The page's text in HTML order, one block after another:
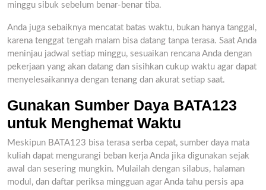
minggu sibuk sebelum benar-benar tiba.
Anda juga sebaiknya mencatat batas waktu, bukan hanya tanggal,
karena tenggat tengah malam bisa datang tanpa terasa. Saat Anda
meninjau jadwal setiap minggu, sesuaikan rencana Anda dengan
pekerjaan yang akan datang dan sisihkan cukup waktu agar dapat
menyelesaikannya dengan tenang dan akurat setiap saat.
Gunakan Sumber Daya BATA123
untuk Menghemat Waktu
Meskipun BATA123 bisa terasa serba cepat, sumber daya mata
kuliah dapat mengurangi beban kerja Anda jika digunakan sejak
awal dan sesering mungkin. Mulailah dengan silabus, halaman
modul, dan daftar periksa mingguan agar Anda tahu persis apa